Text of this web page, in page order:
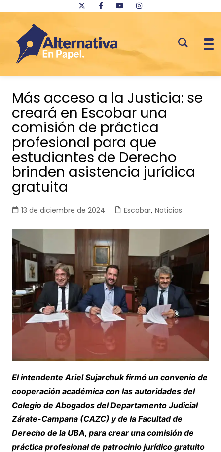
contenido
Más acceso a la Justicia: se
creará en Escobar una
comisión de práctica
profesional para que
estudiantes de Derecho
brinden asistencia jurídica
gratuita
13 de diciembre de 2024 Escobar, Noticias
El intendente Ariel Sujarchuk firmó un convenio de
cooperación académica con las autoridades del
Colegio de Abogados del Departamento Judicial
Zárate-Campana (CAZC) y de la Facultad de
Derecho de la UBA, para crear una comisión de
práctica profesional de patrocinio jurídico gratuito